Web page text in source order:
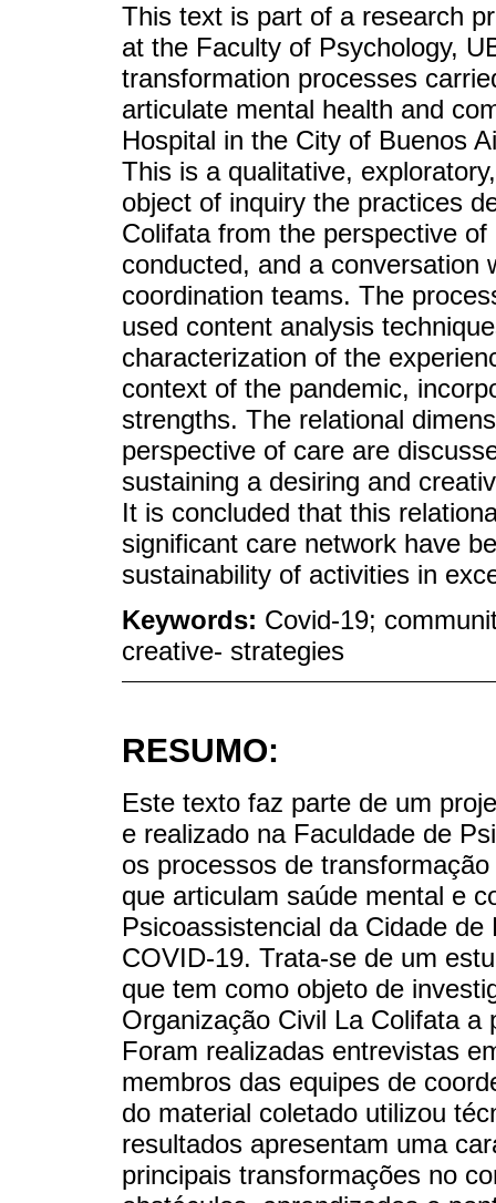
This text is part of a research
at the Faculty of Psychology,
transformation processes
articulate mental health and
Hospital in the City of Buenos
This is a qualitative,
object of inquiry the practices
Colifata from the perspective
conducted, and a conversation
coordination teams. The
used content analysis
characterization of the
context of the pandemic,
strengths. The relational
perspective of care are
sustaining a desiring and
It is concluded that this
significant care network have
sustainability of activities in
Keywords: Covid-19;
creative- strategies
RESUMO:
Este texto faz parte de um
e realizado na Faculdade de
os processos de
que articulam saúde mental e
Psicoassistencial da Cidade
COVID-19. Trata-se de um
que tem como objeto de
Organização Civil La Colifata
Foram realizadas entrevistas
membros das equipes de
do material coletado utilizou
resultados apresentam uma
principais transformações no